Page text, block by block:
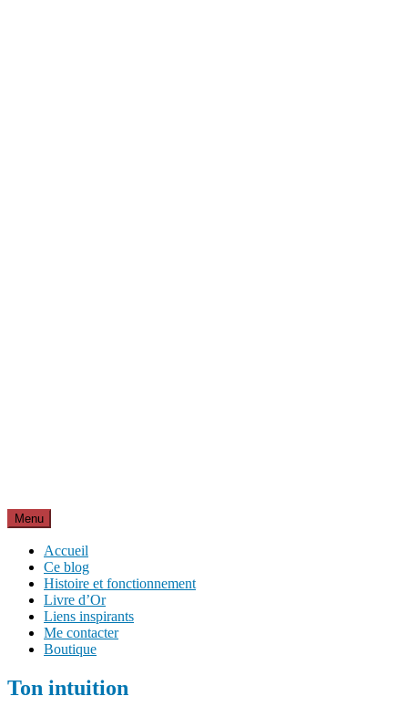
Menu
Accueil
Ce blog
Histoire et fonctionnement
Livre d’Or
Liens inspirants
Me contacter
Boutique
Ton intuition